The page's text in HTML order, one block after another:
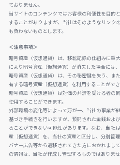
ておりません。
当サイトのコンテンツではお客様の利便性を目的
することがありますが、当社はそのようなリンク
も負わないものとします。
＜注意事項＞
暗号資産（仮想通貨）は、移転記録の仕組みに重
により暗号資産（仮想通貨）が消失した場合には
暗号資産（仮想通貨）は、その秘密鍵を失う、ま
有する暗号資産（仮想通貨）を利用することがで
暗号資産（仮想通貨）は対価の弁済を受ける者の
使用することができます。
外部環境の変化等によって万が一、当社の事業が
基づき手続きを行いますが、預託された金銭およ
ることができない可能性があります。なお、当社
産（仮想通貨）を、当社の資産と区分し、分別管理
バナー広告等から遷移されてきた方におかれまし
の情報は、当社が作成し管理するものではありま